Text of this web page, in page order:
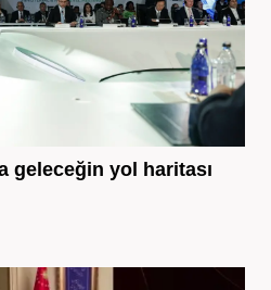
geleceğin yol haritası